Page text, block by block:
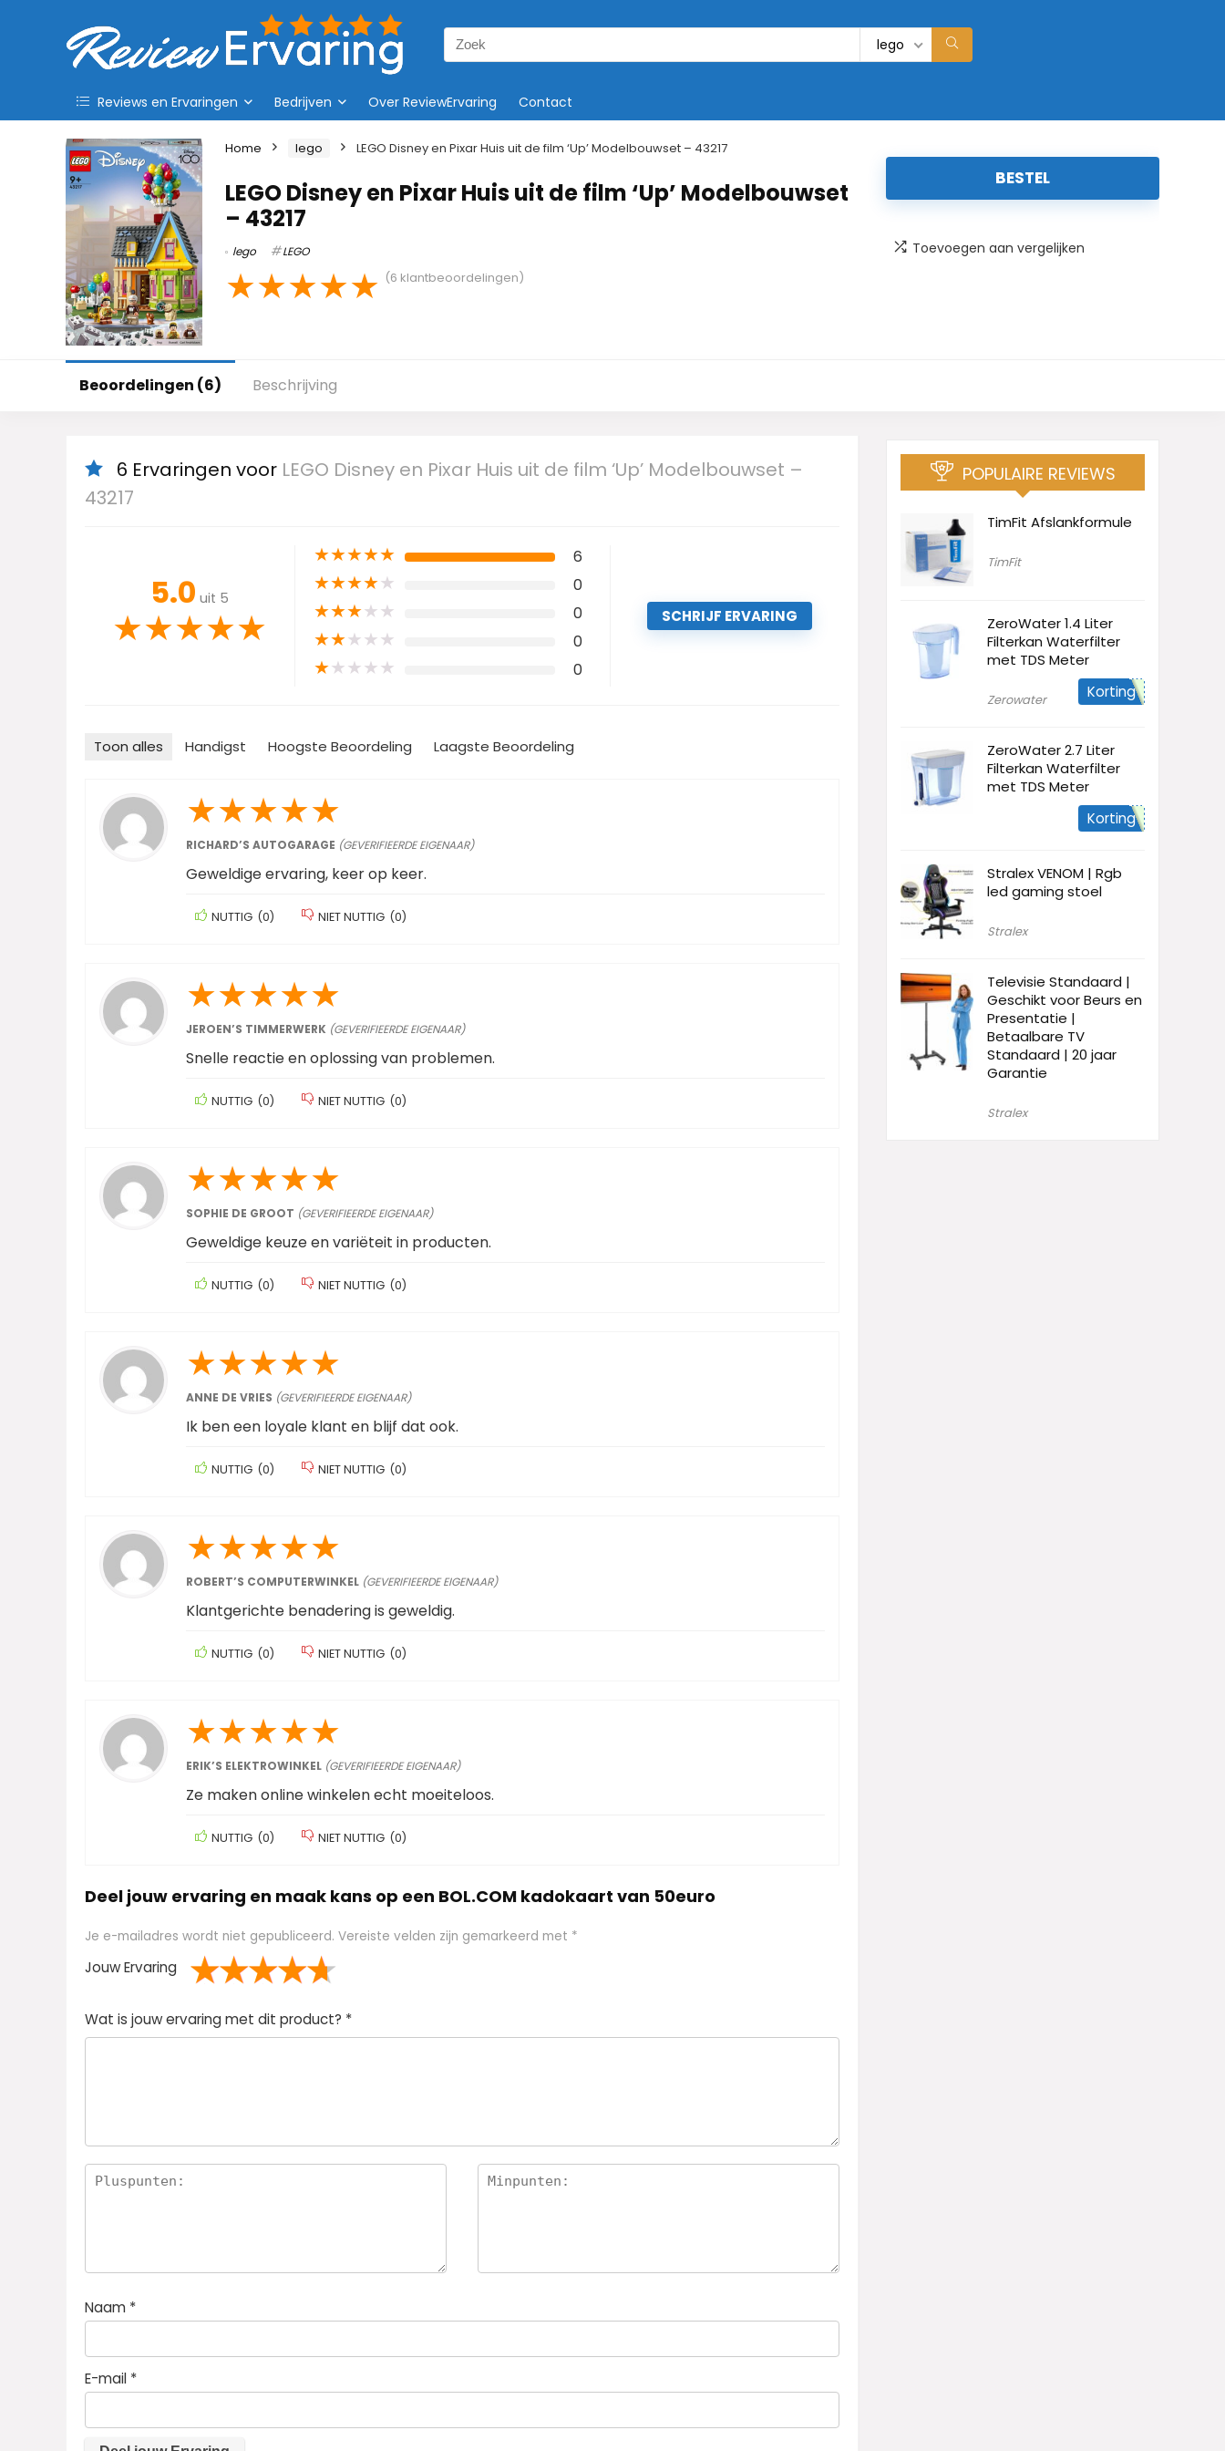
Search
for:
lego
Reviews en Ervaringen Bedrijven Over ReviewErvaring Contact
Home lego LEGO Disney en Pixar Huis uit de film ‘Up’ Modelbouwset – 43217
LEGO Disney en Pixar Huis uit de film ‘Up’ Modelbouwset
– 43217
lego LEGO
★★★★★ (6 klantbeoordelingen)
BESTEL
Toevoegen aan vergelijken
Beoordelingen (6) Beschrijving
6 Ervaringen voor LEGO Disney en Pixar Huis uit de film ‘Up’ Modelbouwset –
43217
5.0 uit 5
★★★★★
★★★★★ 6
★★★★★ 0
★★★★★ 0
★★★★★ 0
★★★★★ 0
SCHRIJF ERVARING
Toon alles Handigst Hoogste Beoordeling Laagste Beoordeling
★★★★★
RICHARD’S AUTOGARAGE (GEVERIFIEERDE EIGENAAR)
Geweldige ervaring, keer op keer.
NUTTIG (0) NIET NUTTIG (0)
★★★★★
JEROEN’S TIMMERWERK (GEVERIFIEERDE EIGENAAR)
Snelle reactie en oplossing van problemen.
NUTTIG (0) NIET NUTTIG (0)
★★★★★
SOPHIE DE GROOT (GEVERIFIEERDE EIGENAAR)
Geweldige keuze en variëteit in producten.
NUTTIG (0) NIET NUTTIG (0)
★★★★★
ANNE DE VRIES (GEVERIFIEERDE EIGENAAR)
Ik ben een loyale klant en blijf dat ook.
NUTTIG (0) NIET NUTTIG (0)
★★★★★
ROBERT’S COMPUTERWINKEL (GEVERIFIEERDE EIGENAAR)
Klantgerichte benadering is geweldig.
NUTTIG (0) NIET NUTTIG (0)
★★★★★
ERIK’S ELEKTROWINKEL (GEVERIFIEERDE EIGENAAR)
Ze maken online winkelen echt moeiteloos.
NUTTIG (0) NIET NUTTIG (0)
Deel jouw ervaring en maak kans op een BOL.COM kadokaart van 50euro
Je e-mailadres wordt niet gepubliceerd. Vereiste velden zijn gemarkeerd met *
Jouw Ervaring
van
de 5
sterren
sterren
Wat is jouw ervaring met dit product? *
Naam *
E-mail *
POPULAIRE REVIEWS
TimFit Afslankformule
TimFit
ZeroWater 1.4 Liter
Filterkan Waterfilter
met TDS Meter
Zerowater Korting
ZeroWater 2.7 Liter
Filterkan Waterfilter
met TDS Meter
Korting
Stralex VENOM | Rgb
led gaming stoel
Stralex
Televisie Standaard |
Geschikt voor Beurs en
Presentatie |
Betaalbare TV
Standaard | 20 jaar
Garantie
Stralex